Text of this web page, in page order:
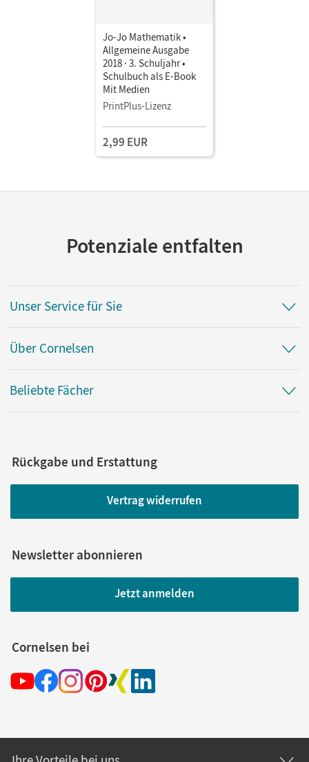
Jo-Jo Mathematik •
Allgemeine Ausgabe
2018 · 3. Schuljahr •
Schulbuch als E-Book
Mit Medien
PrintPlus-Lizenz
2,99 EUR
Potenziale entfalten
Unser Service für Sie
Über Cornelsen
Beliebte Fächer
Rückgabe und Erstattung
Vertrag widerrufen
Newsletter abonnieren
Jetzt anmelden
Cornelsen bei